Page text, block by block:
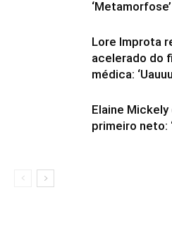
‘Metamorfose’
Lore Improta
acelerado do
médica:
Elaine
primeiro neto: